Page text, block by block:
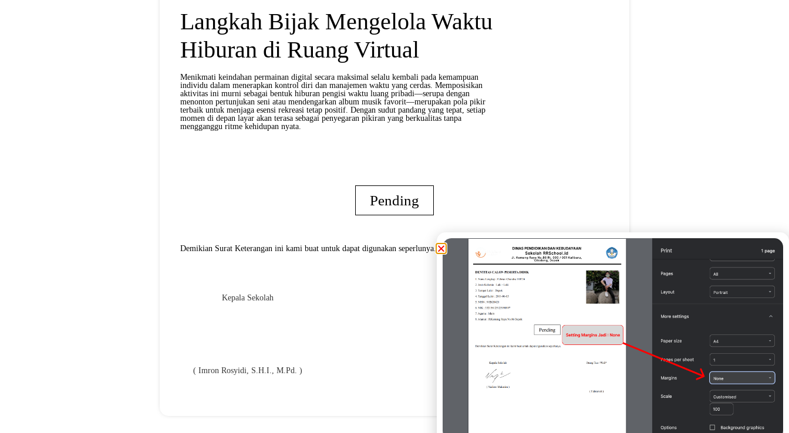
Langkah Bijak Mengelola Waktu
Hiburan di Ruang Virtual
Menikmati keindahan permainan digital secara maksimal selalu kembali pada kemampuan
individu dalam menerapkan kontrol diri dan manajemen waktu yang cerdas. Memposisikan
aktivitas ini murni sebagai bentuk hiburan pengisi waktu luang pribadi—serupa dengan
menonton pertunjukan seni atau mendengarkan album musik favorit—merupakan pola pikir
terbaik untuk menjaga esensi rekreasi tetap positif. Dengan sudut pandang yang tepat, setiap
momen di depan layar akan terasa sebagai penyegaran pikiran yang berkualitas tanpa
mengganggu ritme kehidupan nyata.
Pending
Demikian Surat Keterangan ini kami buat untuk dapat digunakan seperlunya.
Kepala Sekolah
( Imron Rosyidi, S.H.I., M.Pd. )
Print